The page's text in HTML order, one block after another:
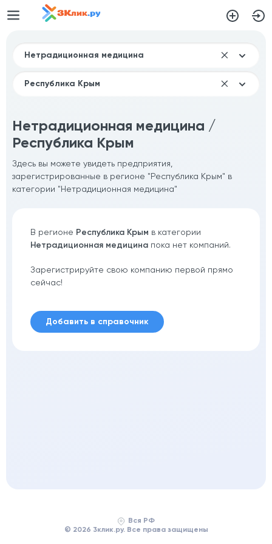
Нетрадиционная медицина /
Республика Крым
Здесь вы можете увидеть предприятия,
зарегистрированные в регионе "Республика Крым" в
категории "Нетрадиционная медицина"
В регионе Республика Крым в категории
Нетрадиционная медицина пока нет компаний.
Зарегистрируйте свою компанию первой прямо
сейчас!
Добавить в справочник
Вся РФ
© 2026 3клик.ру. Все права защищены